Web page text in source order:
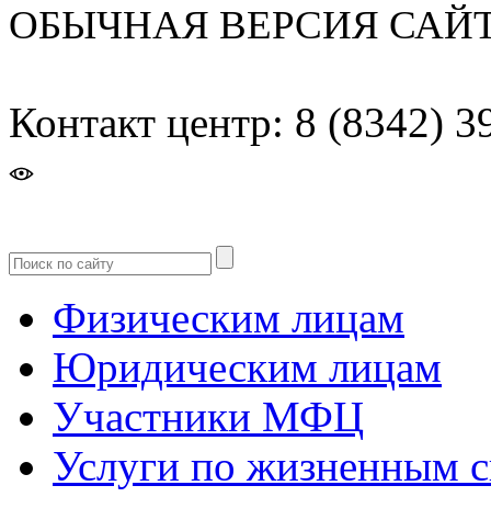
ОБЫЧНАЯ ВЕРСИЯ
Контакт центр: 8 (8342)
Физическим лицам
Юридическим лицам
Участники МФЦ
Услуги по жизненным